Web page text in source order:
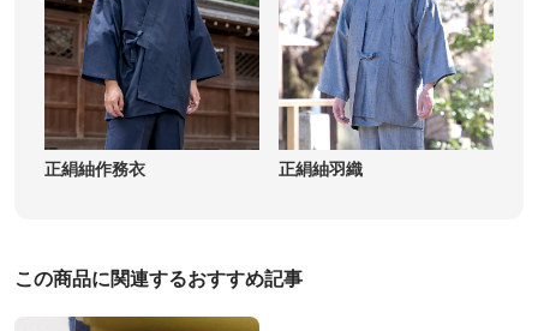
正絹紬作務衣 正絹紬羽織
この商品に関連するおすすめ記事